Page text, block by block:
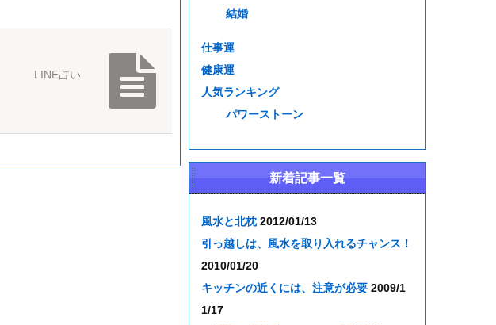
LINE占い
結婚
仕事運
健康運
人気ランキング
パワーストーン
新着記事一覧
風水と北枕 2012/01/13
引っ越しは、風水を取り入れるチャンス！
2010/01/20
キッチンの近くには、注意が必要 2009/1
1/17